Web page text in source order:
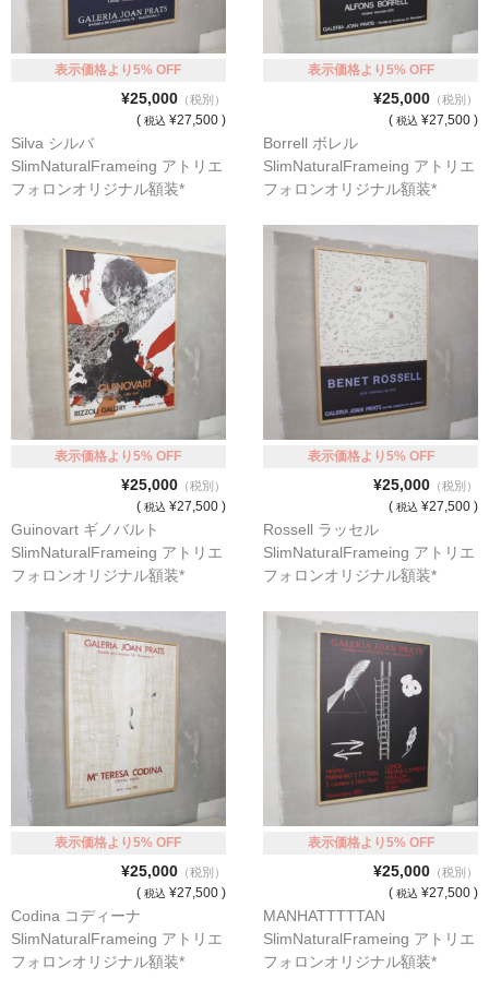
表示価格より5% OFF
¥25,000（税別）
( 税込 ¥27,500 )
Silva シルバ
SlimNaturalFrameing アトリエ
フォロンオリジナル額装*
表示価格より5% OFF
¥25,000（税別）
( 税込 ¥27,500 )
Borrell ボレル
SlimNaturalFrameing アトリエ
フォロンオリジナル額装*
表示価格より5% OFF
¥25,000（税別）
( 税込 ¥27,500 )
Guinovart ギノバルト
SlimNaturalFrameing アトリエ
フォロンオリジナル額装*
表示価格より5% OFF
¥25,000（税別）
( 税込 ¥27,500 )
Rossell ラッセル
SlimNaturalFrameing アトリエ
フォロンオリジナル額装*
表示価格より5% OFF
¥25,000（税別）
( 税込 ¥27,500 )
Codina コディーナ
SlimNaturalFrameing アトリエ
フォロンオリジナル額装*
表示価格より5% OFF
¥25,000（税別）
( 税込 ¥27,500 )
MANHATTTTTAN
SlimNaturalFrameing アトリエ
フォロンオリジナル額装*